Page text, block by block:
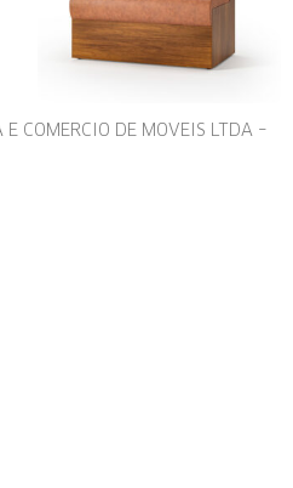
COMERCIO DE MOVEIS LTDA –